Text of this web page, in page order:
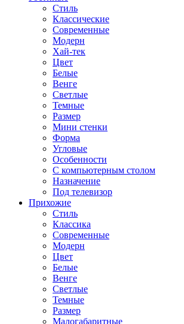
Стиль
Классические
Современные
Модерн
Хай-тек
Цвет
Белые
Венге
Светлые
Темные
Размер
Мини стенки
Форма
Угловые
Особенности
С компьютерным столом
Назначение
Под телевизор
Прихожие
Стиль
Классика
Современные
Модерн
Цвет
Белые
Венге
Светлые
Темные
Размер
Малогабаритные